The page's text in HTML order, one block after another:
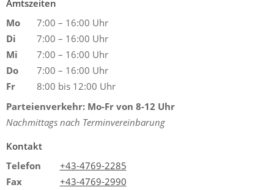
Amtszeiten
Mo
7:00 – 16:00 Uhr
Di
7:00 – 16:00 Uhr
Mi
7:00 – 16:00 Uhr
Do
7:00 – 16:00 Uhr
Fr
8:00 bis 12:00 Uhr
Parteienverkehr: Mo-Fr von 8-12 Uhr
Nachmittags nach Terminvereinbarung
Kontakt
Telefon
+43-4769-2285
Fax
+43-4769-2990